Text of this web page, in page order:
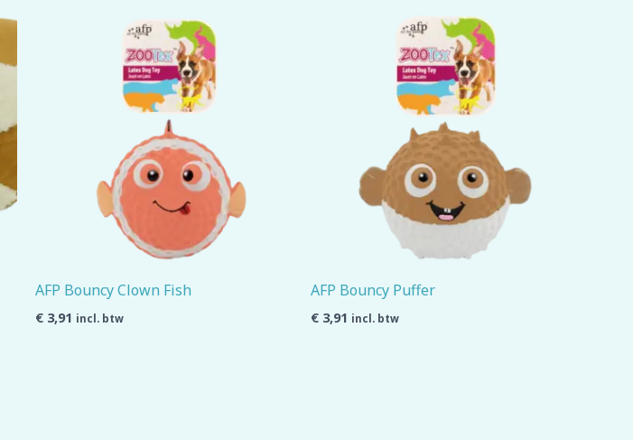
AFP Bouncy Clown Fish
€ 3,91 incl. btw
AFP Bouncy Puffer
€ 3,91 incl. btw